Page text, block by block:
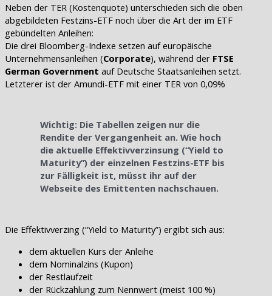
Neben der TER (Kostenquote) unterschieden sich die oben
abgebildeten Festzins-ETF noch über die Art der im ETF
gebündelten Anleihen:
Die drei Bloomberg-Indexe setzen auf europäische
Unternehmensanleihen (Corporate), während der FTSE
German Government auf Deutsche Staatsanleihen setzt.
Letzterer ist der Amundi-ETF mit einer TER von 0,09%
Wichtig: Die Tabellen zeigen nur die
Rendite der Vergangenheit an. Wie hoch
die aktuelle Effektivverzinsung (“Yield to
Maturity”) der einzelnen Festzins-ETF bis
zur Fälligkeit ist, müsst ihr auf der
Webseite des Emittenten nachschauen.
Die Effektivverzing (“Yield to Maturity”) ergibt sich aus:
dem aktuellen Kurs der Anleihe
dem Nominalzins (Kupon)
der Restlaufzeit
der Rückzahlung zum Nennwert (meist 100 %)